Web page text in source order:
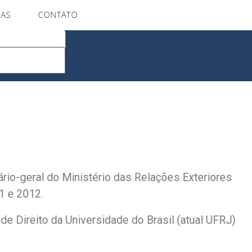
CONTATO
geral do Ministério das Relações Exteriores
e 2012.
Direito da Universidade do Brasil (atual UFRJ)